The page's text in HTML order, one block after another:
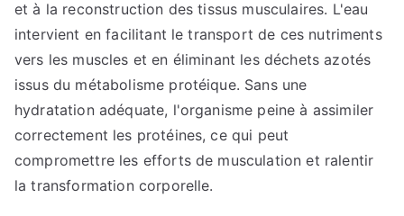
et à la reconstruction des tissus musculaires. L'eau
intervient en facilitant le transport de ces nutriments
vers les muscles et en éliminant les déchets azotés
issus du métabolisme protéique. Sans une
hydratation adéquate, l'organisme peine à assimiler
correctement les protéines, ce qui peut
compromettre les efforts de musculation et ralentir
la transformation corporelle.